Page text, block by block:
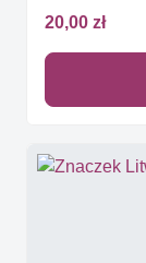
20,00 zł